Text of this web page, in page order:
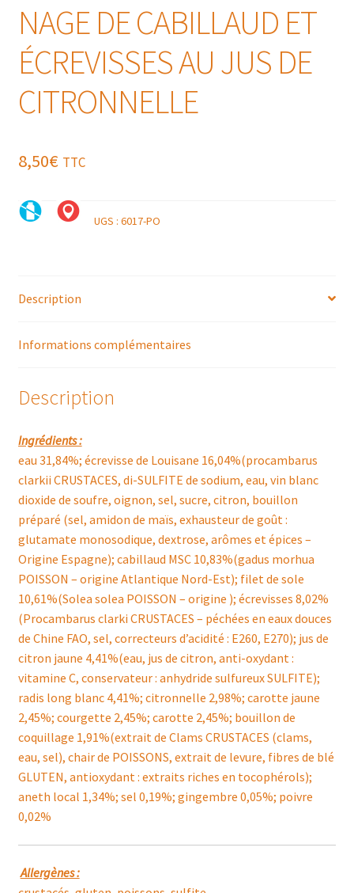
NAGE DE CABILLAUD ET
ÉCREVISSES AU JUS DE
CITRONNELLE
8,50€ TTC
UGS : 6017-PO
Description
Informations complémentaires
Description
Ingrédients :
eau 31,84%; écrevisse de Louisane 16,04%(procambarus
clarkii CRUSTACES, di-SULFITE de sodium, eau, vin blanc
dioxide de soufre, oignon, sel, sucre, citron, bouillon
préparé (sel, amidon de maïs, exhausteur de goût :
glutamate monosodique, dextrose, arômes et épices –
Origine Espagne); cabillaud MSC 10,83%(gadus morhua
POISSON – origine Atlantique Nord-Est); filet de sole
10,61%(Solea solea POISSON – origine ); écrevisses 8,02%
(Procambarus clarki CRUSTACES – péchées en eaux douces
de Chine FAO, sel, correcteurs d’acidité : E260, E270); jus de
citron jaune 4,41%(eau, jus de citron, anti-oxydant :
vitamine C, conservateur : anhydride sulfureux SULFITE);
radis long blanc 4,41%; citronnelle 2,98%; carotte jaune
2,45%; courgette 2,45%; carotte 2,45%; bouillon de
coquillage 1,91%(extrait de Clams CRUSTACES (clams,
eau, sel), chair de POISSONS, extrait de levure, fibres de blé
GLUTEN, antioxydant : extraits riches en tocophérols);
aneth local 1,34%; sel 0,19%; gingembre 0,05%; poivre
0,02%
Allergènes :